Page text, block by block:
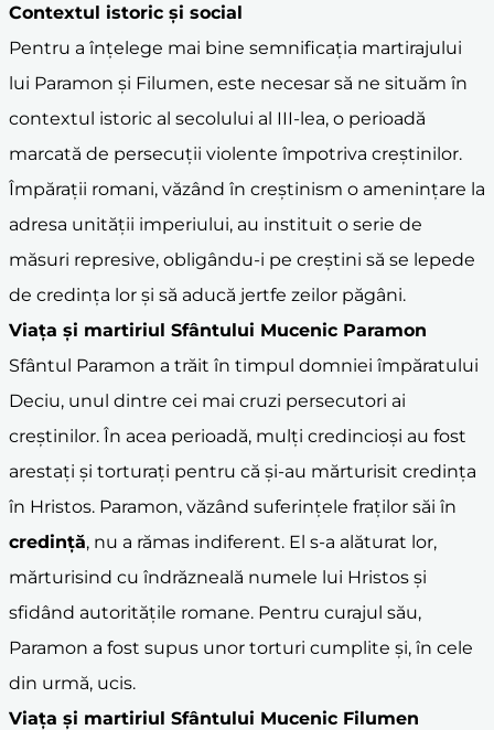
Contextul istoric și social
Pentru a înțelege mai bine semnificația martirajului
lui Paramon și Filumen, este necesar să ne situăm în
contextul istoric al secolului al III-lea, o perioadă
marcată de persecuții violente împotriva creștinilor.
Împărații romani, văzând în creștinism o amenințare la
adresa unității imperiului, au instituit o serie de
măsuri represive, obligându-i pe creștini să se lepede
de credința lor și să aducă jertfe zeilor păgâni.
Viața și martiriul Sfântului Mucenic Paramon
Sfântul Paramon a trăit în timpul domniei împăratului
Deciu, unul dintre cei mai cruzi persecutori ai
creștinilor. În acea perioadă, mulți credincioși au fost
arestați și torturați pentru că și-au mărturisit credința
în Hristos. Paramon, văzând suferințele fraților săi în
credință, nu a rămas indiferent. El s-a alăturat lor,
mărturisind cu îndrăzneală numele lui Hristos și
sfidând autoritățile romane. Pentru curajul său,
Paramon a fost supus unor torturi cumplite și, în cele
din urmă, ucis.
Viața și martiriul Sfântului Mucenic Filumen